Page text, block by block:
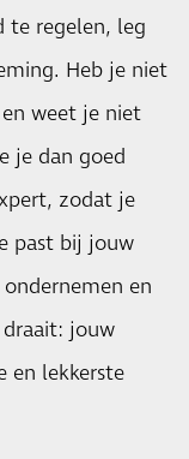
te regelen, leg
Heb je niet
weet je niet
je dan goed
zodat je
past bij jouw
en
jouw
en lekkerste